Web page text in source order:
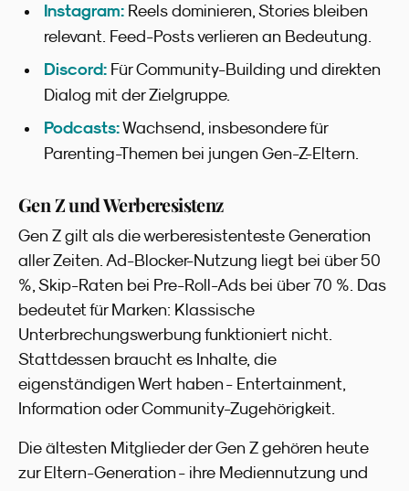
Instagram: Reels dominieren, Stories bleiben
relevant. Feed-Posts verlieren an Bedeutung.
Discord: Für Community-Building und direkten
Dialog mit der Zielgruppe.
Podcasts:Wachsend, insbesondere für
Parenting-Themen bei jungen Gen-Z-Eltern.
Gen Z und Werberesistenz
Gen Z gilt als die werberesistenteste Generation
aller Zeiten. Ad-Blocker-Nutzung liegt bei über 50
%, Skip-Raten bei Pre-Roll-Ads bei über 70 %. Das
bedeutet für Marken: Klassische
Unterbrechungswerbung funktioniert nicht.
Stattdessen braucht es Inhalte, die
eigenständigen Wert haben - Entertainment,
Information oder Community-Zugehörigkeit.
Die ältesten Mitglieder der Gen Z gehören heute
zur Eltern-Generation - ihre Mediennutzung und